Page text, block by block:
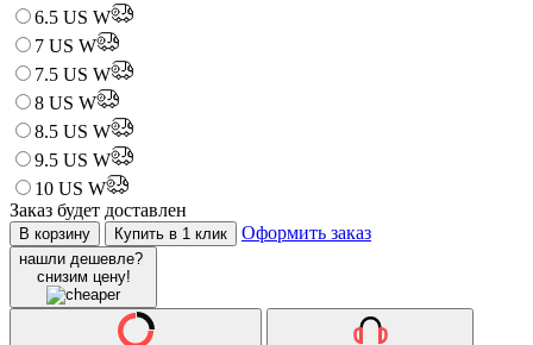
6.5 US W
7 US W
7.5 US W
8 US W
8.5 US W
9.5 US W
10 US W
Заказ будет доставлен
В корзину Купить в 1 клик Оформить заказ
нашли дешевле?
снизим цену!